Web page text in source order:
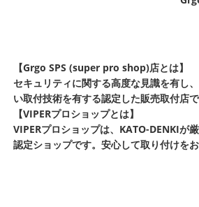
【Grgo SPS (super pro shop)店とは】
セキュリティに関する高度な見識を有し
い取付技術を有する認定した販売取付店
【VIPERプロショップとは】
VIPERプロショップは、KATO-DENKIが
認定ショップです。安心して取り付けを